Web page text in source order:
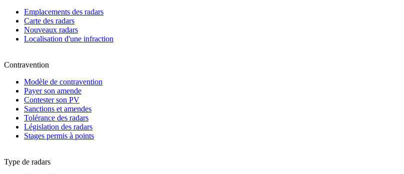
Emplacements des radars
Carte des radars
Nouveaux radars
Localisation d'une infraction
Contravention
Modèle de contravention
Payer son amende
Contester son PV
Sanctions et amendes
Tolérance des radars
Législation des radars
Stages permis à points
Type de radars